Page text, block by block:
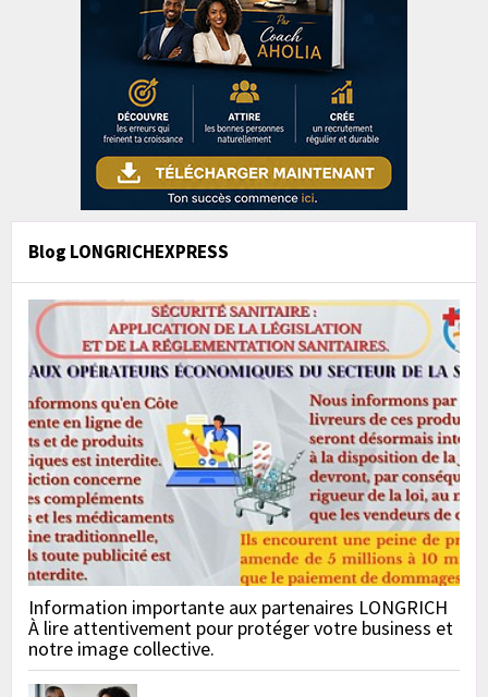
Blog LONGRICHEXPRESS
Information importante aux partenaires LONGRICH
À lire attentivement pour protéger votre business et
notre image collective.